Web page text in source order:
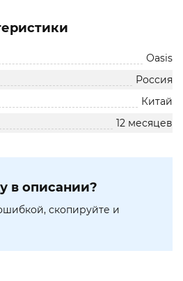
Оasis
Россия
Китай
12 месяцев
в описании?
скопируйте и